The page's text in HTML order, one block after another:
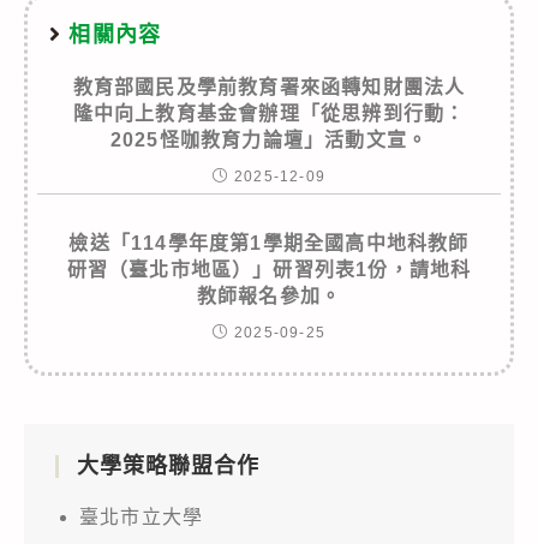
相關內容
教育部國民及學前教育署來函轉知財團法人
隆中向上教育基金會辦理「從思辨到行動：
2025怪咖教育力論壇」活動文宣。
2025-12-09
檢送「114學年度第1學期全國高中地科教師
研習（臺北市地區）」研習列表1份，請地科
教師報名參加。
2025-09-25
大學策略聯盟合作
臺北市立大學